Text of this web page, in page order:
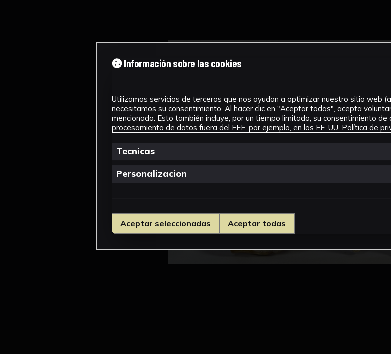
Información sobre las cookies
Utilizamos servicios de terceros que nos ayudan a optimizar nuestro sitio web
necesitamos su consentimiento. Al hacer clic en "Aceptar todas", acepta
mencionado. Esto también incluye, por un tiempo limitado, su consentimiento
procesamiento de datos fuera del EEE, por ejemplo, en los EE. UU. Política de
Tecnicas
Personalizacion
Aceptar seleccionadas Aceptar todas